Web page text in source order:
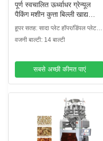
पूर्ण स्वचालित ऊर्ध्वाधर ग्रेन्यूल
पैकिंग मशीन कुत्ता बिल्ली खाद्य
पैकेजिंग मछली कछुआ पशु फ़ीड
वजन
हूपर सतह: सादा प्लेट हॉपर/डिंपल प्लेट
हॉपर
वजनी बाल्टी: 14 बाल्टी
सबसे अच्छी कीमत पाएं